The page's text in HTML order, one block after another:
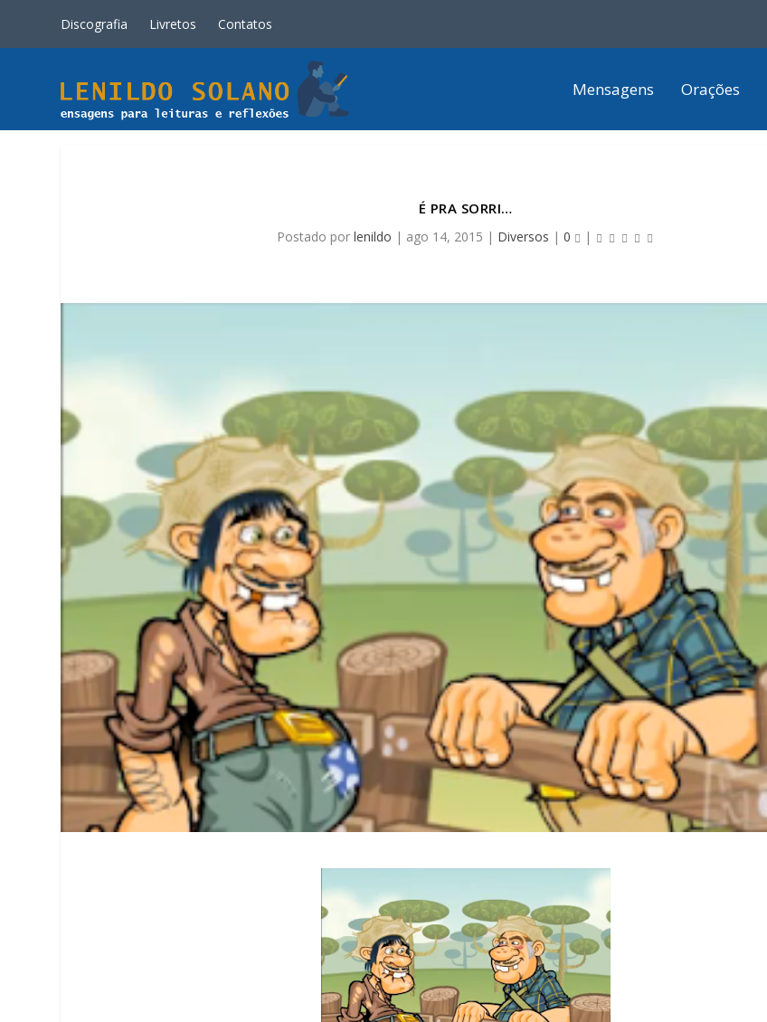
Discografia Livretos Contatos
Mensagens Orações
É PRA SORRI…
Postado por lenildo | ago 14, 2015 | Diversos | 0 |